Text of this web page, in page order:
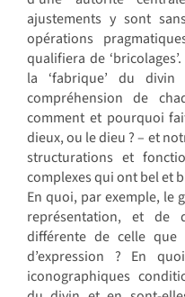
ajustements y sont
opérations
qualifiera de
la ‘fabrique’ du
compréhension de
comment et pourquoi
dieux, ou le dieu ? – et
structurations et
complexes qui ont bel et
En quoi, par exemple, le
représentation, et de
différente de celle
d’expression ? En
iconographiques